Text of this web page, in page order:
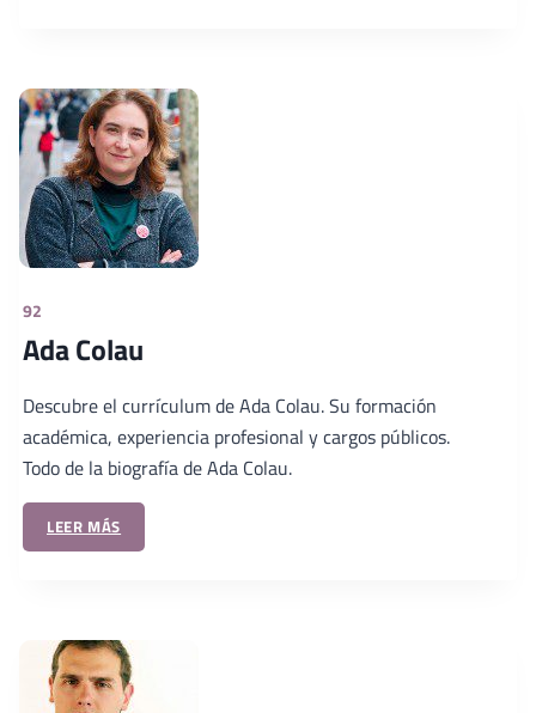
92
Ada Colau
Descubre el currículum de Ada Colau. Su formación
académica, experiencia profesional y cargos públicos.
Todo de la biografía de Ada Colau.
LEER MÁS